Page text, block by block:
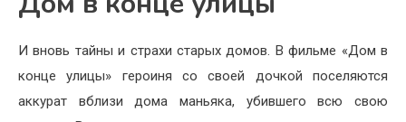
И вновь тайны и страхи старых домов. В фильме «Дом в
конце улицы» героиня со своей дочкой поселяются
аккурат вблизи дома маньяка, убившего всю свою